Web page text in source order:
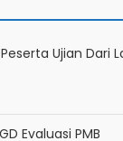
Ujian Dari
Evaluasi PMB